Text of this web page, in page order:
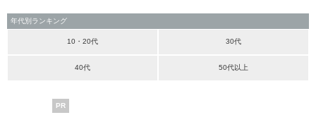
年代別ランキング
10・20代 30代
40代 50代以上
PR